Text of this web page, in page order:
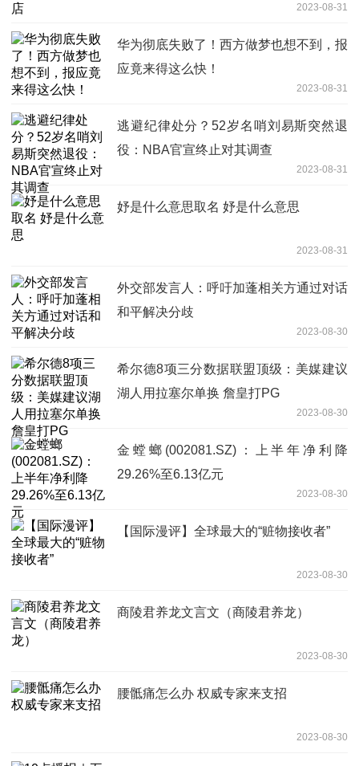
2023-08-31
华为彻底失败了！西方做梦也想不到，报
应竟来得这么快！
2023-08-31
逃避纪律处分？52岁名哨刘易斯突然退
役：NBA官宣终止对其调查
2023-08-31
妤是什么意思取名 妤是什么意思
2023-08-31
外交部发言人：呼吁加蓬相关方通过对话
和平解决分歧
2023-08-30
希尔德8项三分数据联盟顶级：美媒建议
湖人用拉塞尔单换 詹皇打PG
2023-08-30
金螳螂(002081.SZ)：上半年净利降
29.26%至6.13亿元
2023-08-30
【国际漫评】全球最大的“赃物接收者”
2023-08-30
商陵君养龙文言文（商陵君养龙）
2023-08-30
腰骶痛怎么办 权威专家来支招
2023-08-30